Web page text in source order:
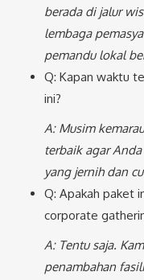
berada di jalur
lembaga
pemandu lokal
Q: Kapan waktu
ini?
A: Musim
terbaik agar
yang jernih dan
Q: Apakah paket
corporate
A: Tentu saja.
penambahan